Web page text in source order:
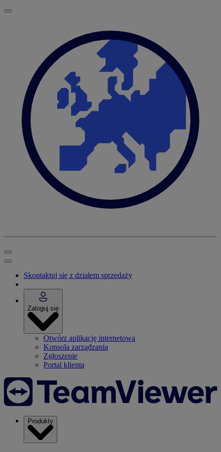
Skontaktuj się z działem sprzedaży
Zaloguj się
Otwórz aplikację internetową
Konsola zarządzania
Zgłoszenie
Portal klienta
Produkty